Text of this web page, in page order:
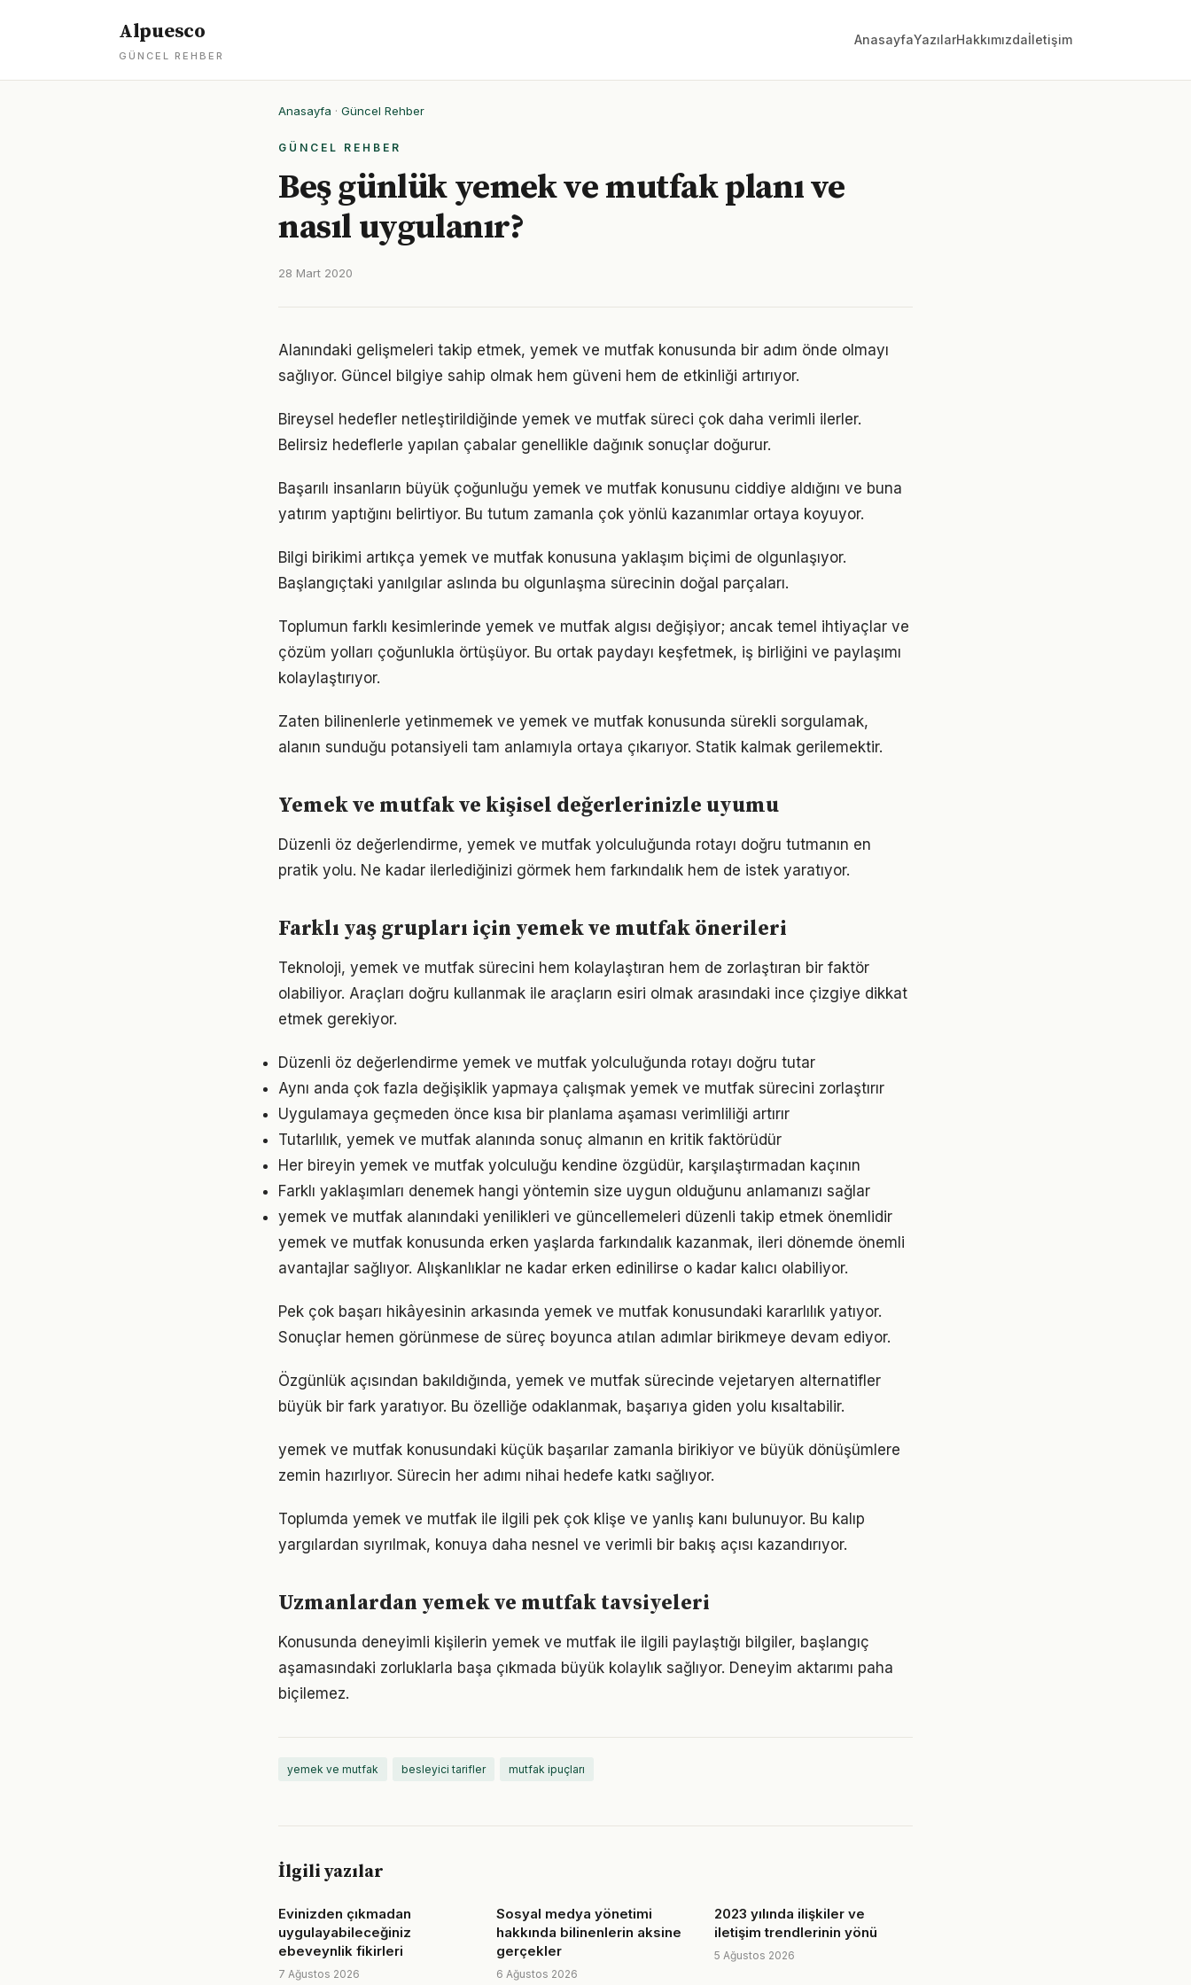
Alpuesco
GÜNCEL REHBER
AnasayfaYazılarHakkımızdaİletişim
Anasayfa · Güncel Rehber
GÜNCEL REHBER
Beş günlük yemek ve mutfak planı ve
nasıl uygulanır?
28 Mart 2020
Alanındaki gelişmeleri takip etmek, yemek ve mutfak konusunda bir adım önde olmayı
sağlıyor. Güncel bilgiye sahip olmak hem güveni hem de etkinliği artırıyor.
Bireysel hedefler netleştirildiğinde yemek ve mutfak süreci çok daha verimli ilerler.
Belirsiz hedeflerle yapılan çabalar genellikle dağınık sonuçlar doğurur.
Başarılı insanların büyük çoğunluğu yemek ve mutfak konusunu ciddiye aldığını ve buna
yatırım yaptığını belirtiyor. Bu tutum zamanla çok yönlü kazanımlar ortaya koyuyor.
Bilgi birikimi artıkça yemek ve mutfak konusuna yaklaşım biçimi de olgunlaşıyor.
Başlangıçtaki yanılgılar aslında bu olgunlaşma sürecinin doğal parçaları.
Toplumun farklı kesimlerinde yemek ve mutfak algısı değişiyor; ancak temel ihtiyaçlar ve
çözüm yolları çoğunlukla örtüşüyor. Bu ortak paydayı keşfetmek, iş birliğini ve paylaşımı
kolaylaştırıyor.
Zaten bilinenlerle yetinmemek ve yemek ve mutfak konusunda sürekli sorgulamak,
alanın sunduğu potansiyeli tam anlamıyla ortaya çıkarıyor. Statik kalmak gerilemektir.
Yemek ve mutfak ve kişisel değerlerinizle uyumu
Düzenli öz değerlendirme, yemek ve mutfak yolculuğunda rotayı doğru tutmanın en
pratik yolu. Ne kadar ilerlediğinizi görmek hem farkındalık hem de istek yaratıyor.
Farklı yaş grupları için yemek ve mutfak önerileri
Teknoloji, yemek ve mutfak sürecini hem kolaylaştıran hem de zorlaştıran bir faktör
olabiliyor. Araçları doğru kullanmak ile araçların esiri olmak arasındaki ince çizgiye dikkat
etmek gerekiyor.
Düzenli öz değerlendirme yemek ve mutfak yolculuğunda rotayı doğru tutar
Aynı anda çok fazla değişiklik yapmaya çalışmak yemek ve mutfak sürecini zorlaştırır
Uygulamaya geçmeden önce kısa bir planlama aşaması verimliliği artırır
Tutarlılık, yemek ve mutfak alanında sonuç almanın en kritik faktörüdür
Her bireyin yemek ve mutfak yolculuğu kendine özgüdür, karşılaştırmadan kaçının
Farklı yaklaşımları denemek hangi yöntemin size uygun olduğunu anlamanızı sağlar
yemek ve mutfak alanındaki yenilikleri ve güncellemeleri düzenli takip etmek önemlidir
yemek ve mutfak konusunda erken yaşlarda farkındalık kazanmak, ileri dönemde önemli
avantajlar sağlıyor. Alışkanlıklar ne kadar erken edinilirse o kadar kalıcı olabiliyor.
Pek çok başarı hikâyesinin arkasında yemek ve mutfak konusundaki kararlılık yatıyor.
Sonuçlar hemen görünmese de süreç boyunca atılan adımlar birikmeye devam ediyor.
Özgünlük açısından bakıldığında, yemek ve mutfak sürecinde vejetaryen alternatifler
büyük bir fark yaratıyor. Bu özelliğe odaklanmak, başarıya giden yolu kısaltabilir.
yemek ve mutfak konusundaki küçük başarılar zamanla birikiyor ve büyük dönüşümlere
zemin hazırlıyor. Sürecin her adımı nihai hedefe katkı sağlıyor.
Toplumda yemek ve mutfak ile ilgili pek çok klişe ve yanlış kanı bulunuyor. Bu kalıp
yargılardan sıyrılmak, konuya daha nesnel ve verimli bir bakış açısı kazandırıyor.
Uzmanlardan yemek ve mutfak tavsiyeleri
Konusunda deneyimli kişilerin yemek ve mutfak ile ilgili paylaştığı bilgiler, başlangıç
aşamasındaki zorluklarla başa çıkmada büyük kolaylık sağlıyor. Deneyim aktarımı paha
biçilemez.
yemek ve mutfak besleyici tarifler mutfak ipuçları
İlgili yazılar
Evinizden çıkmadan
uygulayabileceğiniz
ebeveynlik fikirleri
7 Ağustos 2026
Sosyal medya yönetimi
hakkında bilinenlerin aksine
gerçekler
6 Ağustos 2026
2023 yılında ilişkiler ve
iletişim trendlerinin yönü
5 Ağustos 2026